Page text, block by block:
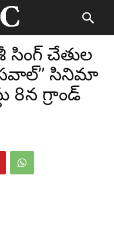
చేతుల
సినిమా
8న గ్రాండ్